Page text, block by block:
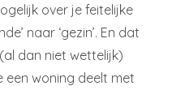
over je feitelijke
naar ‘gezin’. En dat
dan niet wettelijk)
een woning deelt met